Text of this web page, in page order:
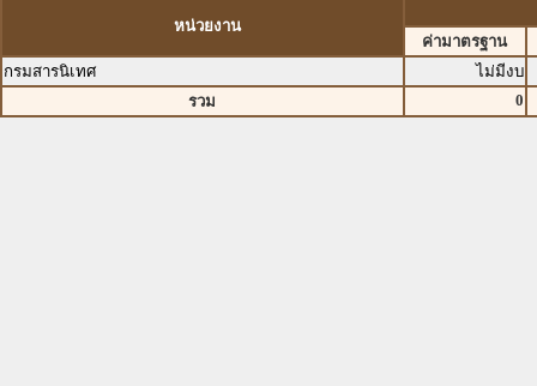
หน่วยงาน
ค่ามาตรฐาน
กรมสารนิเทศ
ไม่มีงบ
รวม
0